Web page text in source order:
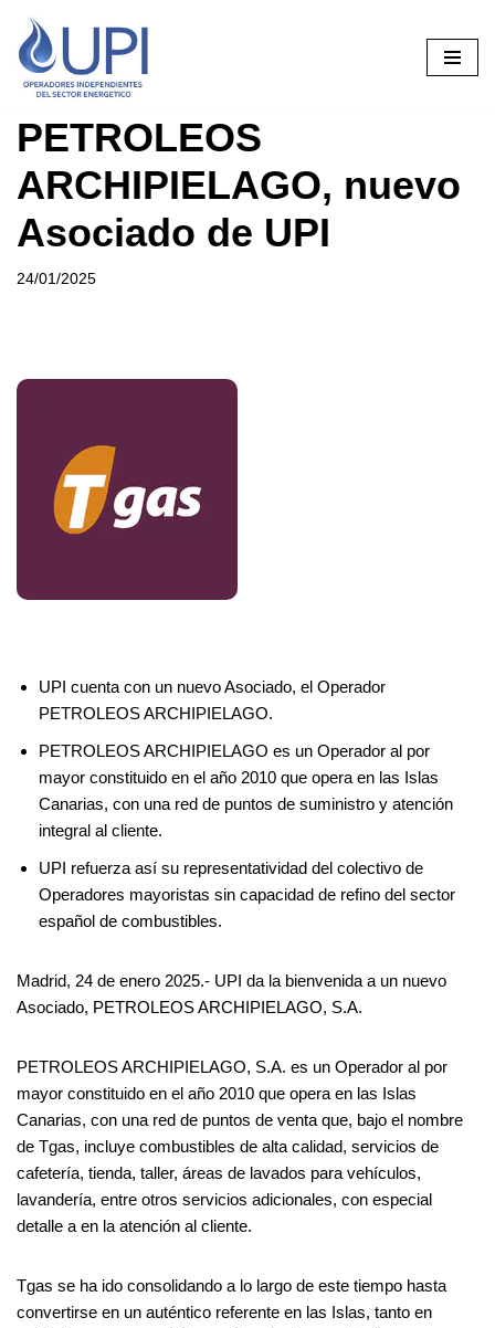
Saltar
al
PETROLEOS
ARCHIPIELAGO, nuevo
Asociado de UPI
24/01/2025
UPI cuenta con un nuevo Asociado, el Operador
PETROLEOS ARCHIPIELAGO.
PETROLEOS ARCHIPIELAGO es un Operador al por
mayor constituido en el año 2010 que opera en las Islas
Canarias, con una red de puntos de suministro y atención
integral al cliente.
UPI refuerza así su representatividad del colectivo de
Operadores mayoristas sin capacidad de refino del sector
español de combustibles.
Madrid, 24 de enero 2025.- UPI da la bienvenida a un nuevo
Asociado, PETROLEOS ARCHIPIELAGO, S.A.
PETROLEOS ARCHIPIELAGO, S.A. es un Operador al por
mayor constituido en el año 2010 que opera en las Islas
Canarias, con una red de puntos de venta que, bajo el nombre
de Tgas, incluye combustibles de alta calidad, servicios de
cafetería, tienda, taller, áreas de lavados para vehículos,
lavandería, entre otros servicios adicionales, con especial
detalle a en la atención al cliente.
Tgas se ha ido consolidando a lo largo de este tiempo hasta
convertirse en un auténtico referente en las Islas, tanto en